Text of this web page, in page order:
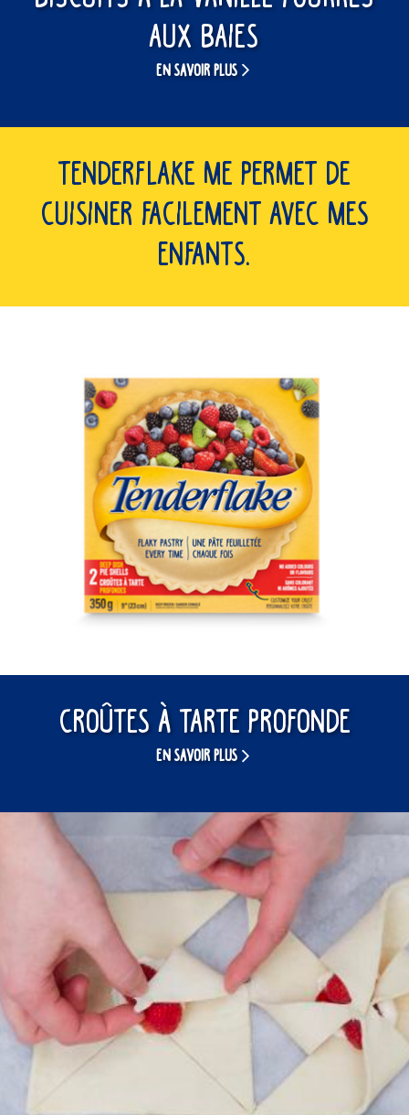
AUX BAIES
EN SAVOIR PLUS
Tenderflake me permet de
cuisiner facilement avec mes
enfants.
Croûtes À Tarte Profonde
EN SAVOIR PLUS